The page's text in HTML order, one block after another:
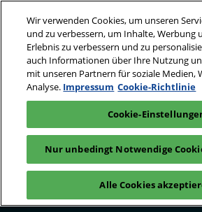
zum
Inhalt24. - 25. Mai 2027
Messe Basel,
Interesse
anmelden
Wir verwenden Cookies, um unseren
und zu verbessern, um Inhalte, Werbung
Erlebnis zu verbessern und zu
auch Informationen über Ihre Nutzung
mit unseren Partnern für soziale Medien,
Analyse. Impressum Cookie-Richtlinie
Cookie-
Nur unbedingt Notwendige
Alle Cookies